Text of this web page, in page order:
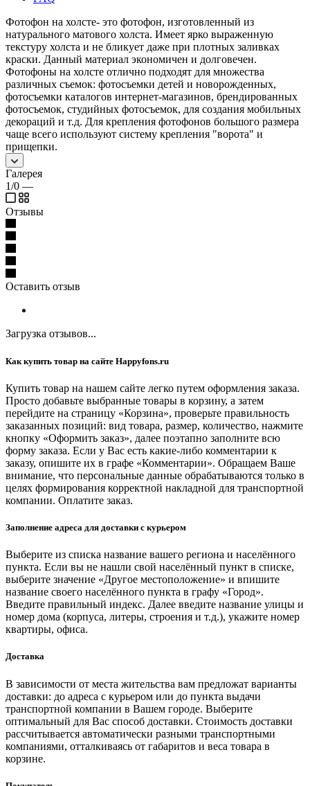
Фотофон на холсте- это фотофон, изготовленный из
натурального матового холста. Имеет ярко выраженную
текстуру холста и не бликует даже при плотных заливках
краски. Данный материал экономичен и долговечен.
Фотофоны на холсте отлично подходят для множества
различных съемок: фотосъемки детей и новорожденных,
фотосъемки каталогов интернет-магазинов, брендированных
фотосъемок, студийных фотосъемок, для создания мобильных
декораций и т.д. Для крепления фотофонов большого размера
чаще всего используют систему крепления "ворота" и
прищепки.
Галерея
1/0 —
Отзывы
Оставить отзыв
Загрузка отзывов...
Как купить товар на сайте Happyfons.ru
Купить товар на нашем сайте легко путем оформления заказа.
Просто добавьте выбранные товары в корзину, а затем
перейдите на страницу «Корзина», проверьте правильность
заказанных позиций: вид товара, размер, количество, нажмите
кнопку «Оформить заказ», далее поэтапно заполните всю
форму заказа. Если у Вас есть какие-либо комментарии к
заказу, опишите их в графе «Комментарии». Обращаем Ваше
внимание, что персональные данные обрабатываются только в
целях формирования корректной накладной для транспортной
компании. Оплатите заказ.
Заполнение адреса для доставки с курьером
Выберите из списка название вашего региона и населённого
пункта. Если вы не нашли свой населённый пункт в списке,
выберите значение «Другое местоположение» и впишите
название своего населённого пункта в графу «Город».
Введите правильный индекс. Далее введите название улицы и
номер дома (корпуса, литеры, строения и т.д.), укажите номер
квартиры, офиса.
Доставка
В зависимости от места жительства вам предложат варианты
доставки: до адреса с курьером или до пункта выдачи
транспортной компании в Вашем городе. Выберите
оптимальный для Вас способ доставки. Стоимость доставки
рассчитывается автоматически разными транспортными
компаниями, отталкиваясь от габаритов и веса товара в
корзине.